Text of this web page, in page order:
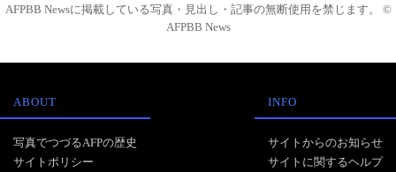
AFPBB Newsに掲載している写真・見出し・記事の無断使用を禁じます。 ©
AFPBB News
ABOUT
写真でつづるAFPの歴史
サイトポリシー
INFO
サイトからのお知らせ
サイトに関するヘルプ